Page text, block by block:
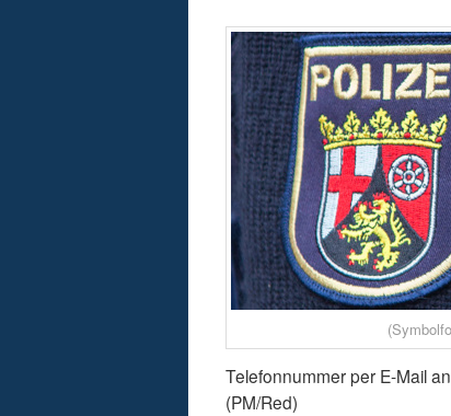
Telefonnummer per E-Mail
(PM/Red)